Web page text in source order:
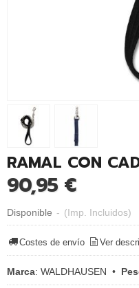
RAMAL CON
90,95 €
Disponible - (Imp. Incluidos)
Costes de envío Ver
Marca: WALDHAUSEN •